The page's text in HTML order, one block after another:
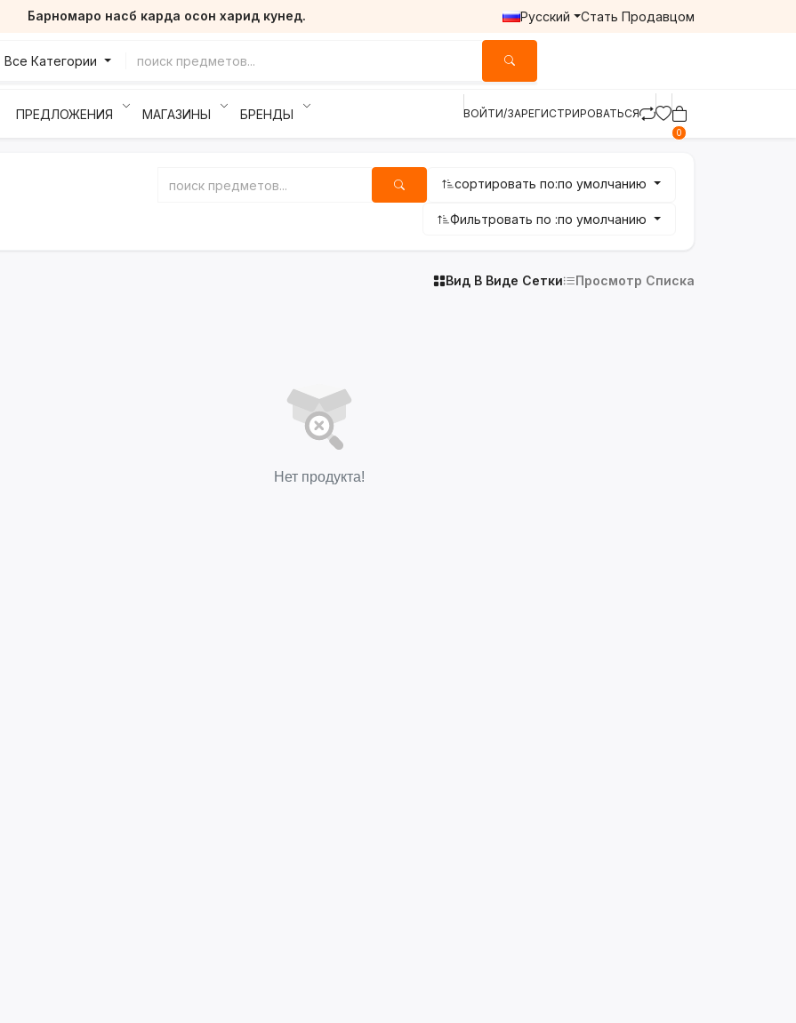
Барномаро насб карда осон харид кунед. Русский Стать Продавцом
Все Категории
ПРЕДЛОЖЕНИЯ МАГАЗИНЫ БРЕНДЫ ВОЙТИ/ЗАРЕГИСТРИРОВАТЬСЯ
0
сортировать по:по умолчанию
Фильтровать по :по умолчанию
Вид В Виде Сетки Просмотр Списка
Нет продукта!